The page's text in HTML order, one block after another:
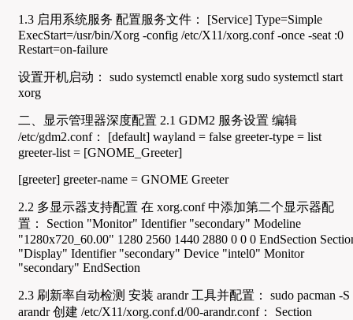
1.3 启用系统服务 配置服务文件： [Service] Type=Simple
ExecStart=/usr/bin/Xorg -config /etc/X11/xorg.conf -once -seat :0
Restart=on-failure
设置开机启动： sudo systemctl enable xorg sudo systemctl start
xorg
二、显示管理器深度配置 2.1 GDM2 服务设置 编辑
/etc/gdm2.conf： [default] wayland = false greeter-type = list
greeter-list = [GNOME_Greeter]
[greeter] greeter-name = GNOME Greeter
2.2 多显示器支持配置 在 xorg.conf 中添加第二个显示器配
置： Section "Monitor" Identifier "secondary" Modeline
"1280x720_60.00" 1280 2560 1440 2880 0 0 0 EndSection
"Display" Identifier "secondary" Device "intel0" Monitor
"secondary" EndSection
2.3 刷新率自动检测 安装 arandr 工具并配置： sudo pacman -S
arandr 创建 /etc/X11/xorg.conf.d/00-arandr.conf： Section